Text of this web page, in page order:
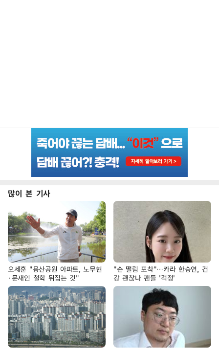
많이 본 기사
오세훈 "용산공원 아파트, 노무현
·문재인 철학 뒤집는 것"
"손 떨림 포착"…카라 한승연, 건
강 괜찮나 팬들 '걱정'